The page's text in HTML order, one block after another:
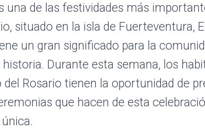
una de las festividades más
situado en la isla de Fuerteventura,
un gran significado para la
Durante esta semana, los
Rosario tienen la oportunidad de
que hacen de esta